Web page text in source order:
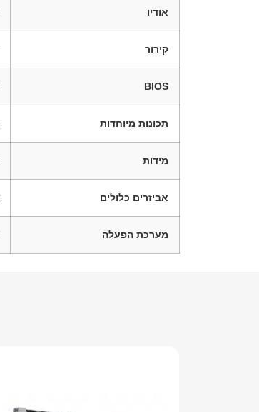
אודיו
קירור
BIOS
תכונות מיוחדות
מידות
אביזרים כלולים
מערכת הפעלה